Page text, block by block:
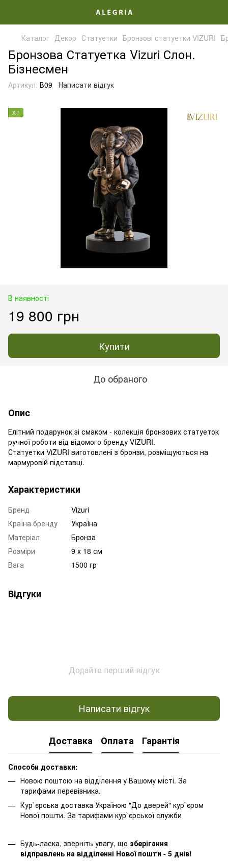
Каталог Декор Статуетки Бронзові статуетки VIZURI
Бронзова Статуетка Vizuri Слон.
Бізнесмен
Артикул: В09 Написати відгук
ХІТ
В наявності
19 800 грн
Купити
До обраного
Опис
Елітний подарунок зі смаком - колекція бронзових статуеток
ручної роботи від відомого бренду VIZURI.
Статуетки ViZURI виготовлені з бронзи, розміщуються на
мармуровій підставці.
Характеристики
Бренд
Vizuri
Країна бренду
УкраЇна
Матеріал
Бронза
Розміри
9 х 18 см
Вага
1500 гр
Відгуки
Додайте перший відгук
Написати відгук
Доставка Оплата Гарантія
Способи доставки:
Новою поштою на відділення у Вашому місті. За
тарифами перевізника.
Кур`єрська доставка Україною "До дверей" кур`єром
Нової пошти. За тарифами кур`єрської служби
Будь-ласка, зверніть увагу, що зберігання
відправлень на відділенні Нової пошти - 5 днів!